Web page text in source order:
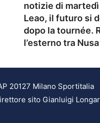
notizie di
Leao, il futuro si
dopo la tournée.
l’esterno tra
20127 Milano Sportitalia
sito Gianluigi